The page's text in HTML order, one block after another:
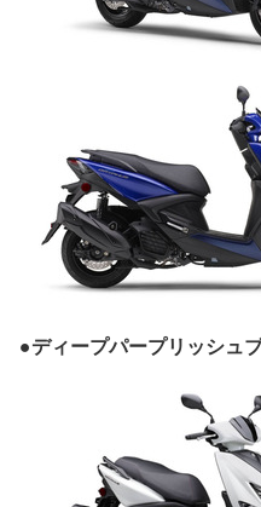
●ディープパープリッシュ